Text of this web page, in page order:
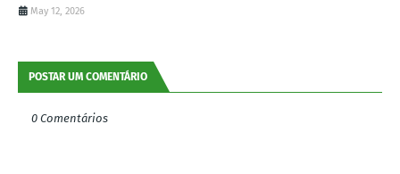
May 12, 2026
POSTAR UM COMENTÁRIO
0 Comentários